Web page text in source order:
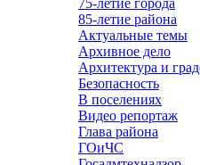
75-летие города
85-летие района
Актуальные темы
Архивное дело
Архитектура и
Безопасность
В поселениях
Видео репортаж
Глава района
ГОиЧС